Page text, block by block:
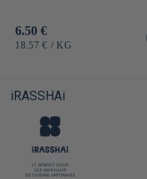
Normale
prijs
6.50 €
EENHEIDSPRIJS
18.57 € / PER
KG
iRASSHAi